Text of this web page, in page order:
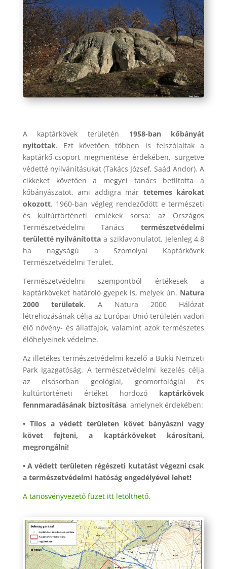
A kaptárkövek területén 1958-ban kőbányát
nyitottak. Ezt követően többen is felszólaltak a
kaptárkő-csoport megmentése érdekében, sürgetve
védetté nyilvánításukat (Takács József, Saád Andor). A
cikkeket követően a megyei tanács betiltotta a
kőbányászatot, ami addigra már tetemes károkat
okozott. 1960-ban végleg rendeződött e természeti
és kultúrtörténeti emlékek sorsa: az Országos
Természetvédelmi Tanácstermészetvédelmi
területté nyilvánítottaa sziklavonulatot. Jelenleg 4,8
ha nagyságú a Szomolyai Kaptárkövek
Természetvédelmi Terület.
Természetvédelmi szempontból értékesek a
kaptárköveket határoló gyepek is, melyek ún. Natura
2000 területek. A Natura 2000 Hálózat
létrehozásának célja az Európai Unió területén vadon
élő növény- és állatfajok, valamint azok természetes
élőhelyeinek védelme.
Az illetékes természetvédelmi kezelő a Bükki Nemzeti
Park Igazgatóság. A természetvédelmi kezelés célja
az elsősorban geológiai, geomorfológiai és
kultúrtörténeti értéket hordozó kaptárkövek
fennmaradásának biztosítása, amelynek érdekében:
• Tilos a védett területen követ bányászni vagy
követ fejteni, a kaptárköveket károsítani,
megrongálni!
• A védett területen régészeti kutatást végezni csak
a természetvédelmi hatóság engedélyével lehet!
A tanösvényvezető füzet itt letölthető.